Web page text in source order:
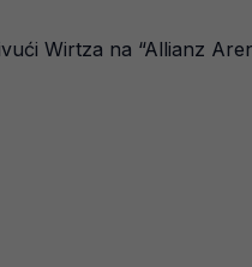
Wirtza na “Allianz